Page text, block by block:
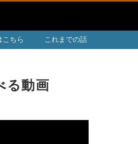
こちら これまでの話
る動画